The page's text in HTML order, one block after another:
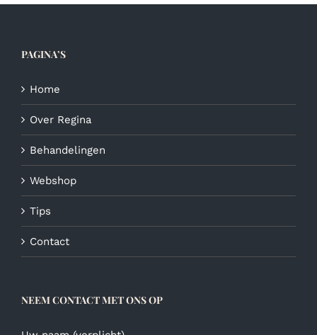
optie
PAGINA’S
Home
Over Regina
Behandelingen
Webshop
Tips
Contact
NEEM CONTACT MET ONS OP